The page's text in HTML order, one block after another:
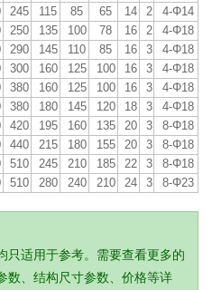
245 115 85 65 14 2
4-Φ14
250 135 100 78 16 2
4-Φ18
290 145 110 85 16 3
4-Φ18
300 160 125 100 16 3 4-Φ18
380 160 125 100 16 3
4-Φ18
380 180 145 120 18 3
4-Φ18
420 195 160 135 20 3
8-Φ18
440 215 180 155 20 3
8-Φ18
510 245 210 185 22 3
8-Φ18
510 280 240 210 24 3 8-Φ23
只适用于参考。需要查看更多的
数、结构尺寸参数、价格等详